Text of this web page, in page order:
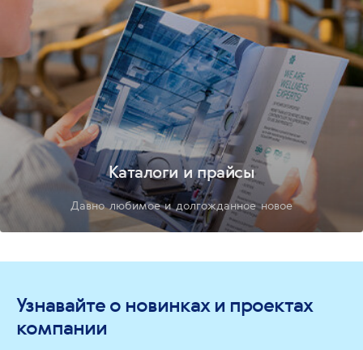
Каталоги и прайсы
Давно любимое и долгожданное новое
Узнавайте о новинках и проектах
компании